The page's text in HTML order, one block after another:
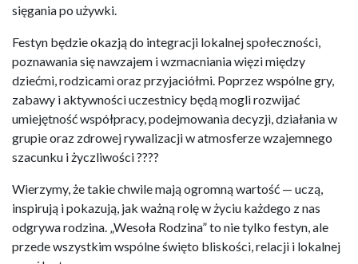
sięgania po używki.
Festyn będzie okazją do integracji lokalnej społeczności,
poznawania się nawzajem i wzmacniania więzi między
dziećmi, rodzicami oraz przyjaciółmi. Poprzez wspólne gry,
zabawy i aktywności uczestnicy będą mogli rozwijać
umiejętność współpracy, podejmowania decyzji, działania w
grupie oraz zdrowej rywalizacji w atmosferze wzajemnego
szacunku i życzliwości ????
Wierzymy, że takie chwile mają ogromną wartość — uczą,
inspirują i pokazują, jak ważną rolę w życiu każdego z nas
odgrywa rodzina. „Wesoła Rodzina” to nie tylko festyn, ale
przede wszystkim wspólne święto bliskości, relacji i lokalnej